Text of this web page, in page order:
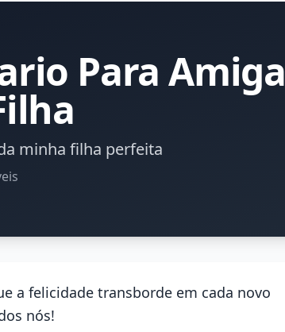
Para Amiga
minha filha perfeita
a felicidade transborde em cada novo
nós!